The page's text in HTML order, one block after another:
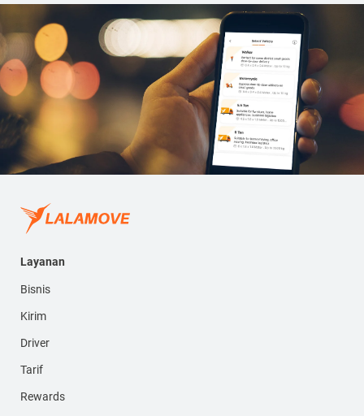
Layanan
Bisnis
Kirim
Driver
Tarif
Rewards